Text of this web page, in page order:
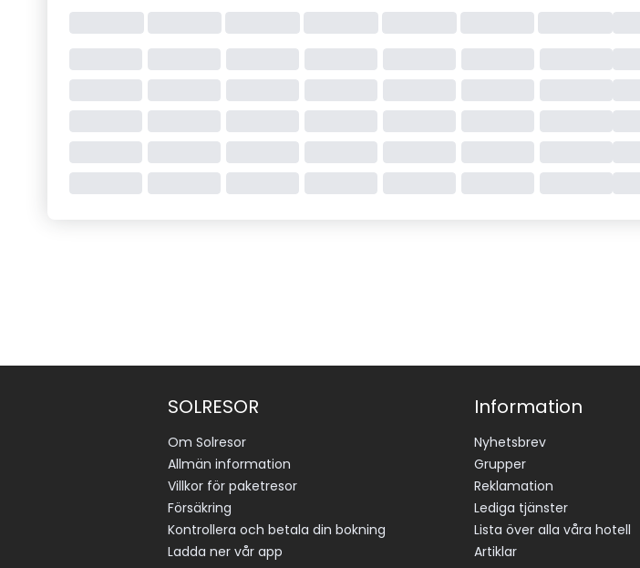
SOLRESOR
Om Solresor
Allmän information
Villkor för paketresor
Försäkring
Kontrollera och betala din bokning
Ladda ner vår app
Information
Nyhetsbrev
Grupper
Reklamation
Lediga tjänster
Lista över alla våra hotell
Artiklar